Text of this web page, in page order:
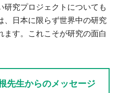
研究プロジェクトについても
、日本に限らず世界中の研究
ます。これこそが研究の面白
先生からのメッセージ